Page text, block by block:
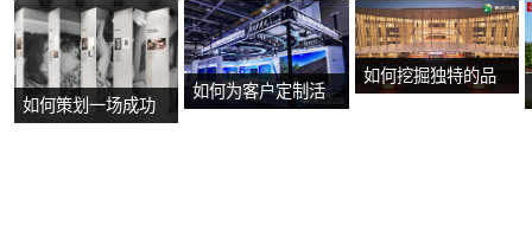
如何策划一场成功
如何为客户定制活
如何挖掘独特的品